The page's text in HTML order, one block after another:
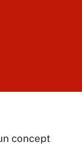
concept